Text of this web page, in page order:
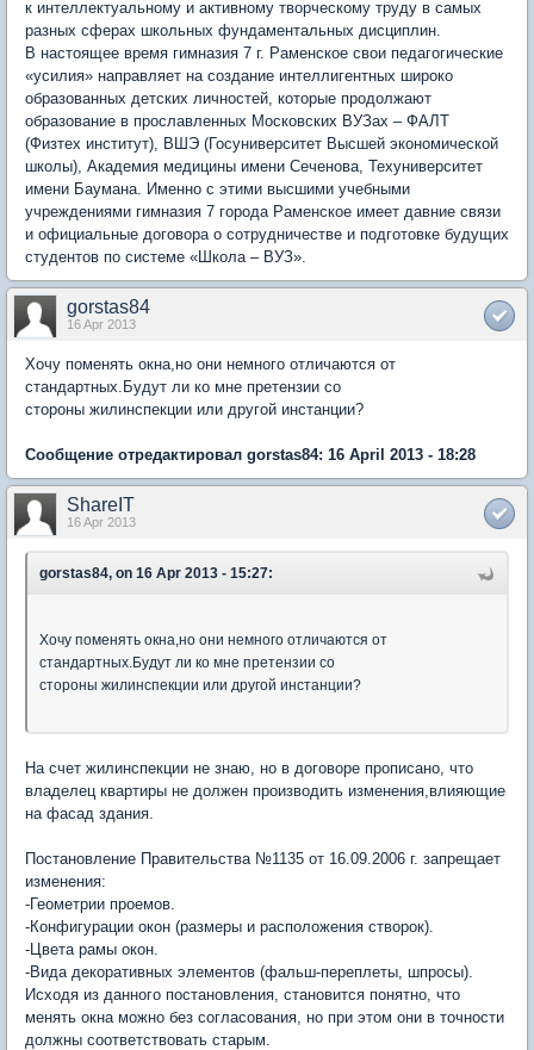
к интеллектуальному и активному творческому труду в самых
разных сферах школьных фундаментальных дисциплин.
В настоящее время гимназия 7 г. Раменское свои педагогические
«усилия» направляет на создание интеллигентных широко
образованных детских личностей, которые продолжают
образование в прославленных Московских ВУЗах – ФАЛТ
(Физтех институт), ВШЭ (Госуниверситет Высшей экономической
школы), Академия медицины имени Сеченова, Техуниверситет
имени Баумана. Именно с этими высшими учебными
учреждениями гимназия 7 города Раменское имеет давние связи
и официальные договора о сотрудничестве и подготовке будущих
студентов по системе «Школа – ВУЗ».
gorstas84
16 Apr 2013
Хочу поменять окна,но они немного отличаются от
стандартных.Будут ли ко мне претензии со
стороны жилинспекции или другой инстанции?
Сообщение отредактировал gorstas84: 16 April 2013 - 18:28
ShareIT
16 Apr 2013
gorstas84, on 16 Apr 2013 - 15:27:
Хочу поменять окна,но они немного отличаются от
стандартных.Будут ли ко мне претензии со
стороны жилинспекции или другой инстанции?
На счет жилинспекции не знаю, но в договоре прописано, что
владелец квартиры не должен производить изменения,влияющие
на фасад здания.
Постановление Правительства №1135 от 16.09.2006 г. запрещает
изменения:
-Геометрии проемов.
-Конфигурации окон (размеры и расположения створок).
-Цвета рамы окон.
-Вида декоративных элементов (фальш-переплеты, шпросы).
Исходя из данного постановления, становится понятно, что
менять окна можно без согласования, но при этом они в точности
должны соответствовать старым.